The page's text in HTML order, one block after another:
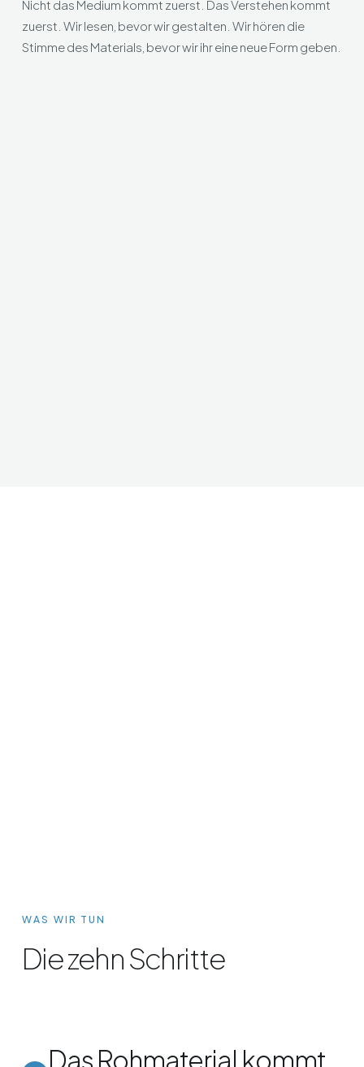
Nicht das Medium kommt zuerst. Das Verstehen kommt
zuerst. Wir lesen, bevor wir gestalten. Wir hören die
Stimme des Materials, bevor wir ihr eine neue Form geben.
WAS WIR TUN
Die zehn Schritte
Das Rohmaterial kommt